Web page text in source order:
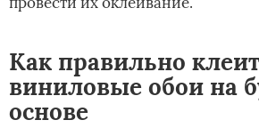
Как правильно
виниловые обои на
основе